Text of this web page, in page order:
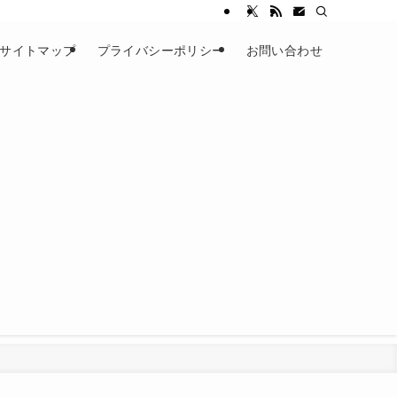
サイトマップ プライバシーポリシー お問い合わせ